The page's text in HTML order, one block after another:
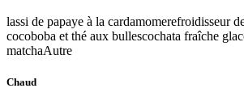
lassi de papaye à la cardamomerefroidisseur
cocoboba et thé aux bullescochata fraîche
matchaAutre
Chaud